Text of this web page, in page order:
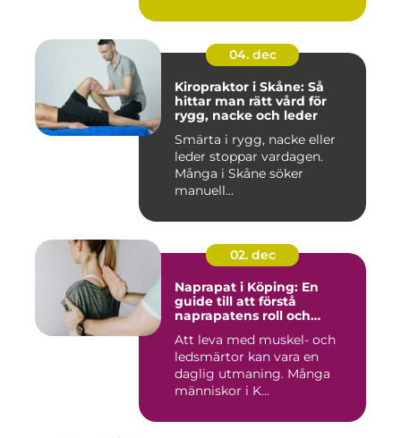
04. dec
Kiropraktor i Skåne: Så
hittar man rätt vård för
rygg, nacke och leder
Smärta i rygg, nacke eller
leder stoppar vardagen.
Många i Skåne söker
manuell...
02. dec
Naprapat i Köping: En
guide till att förstå
naprapatens roll och
Att leva med muskel- och
ledsmärtor kan vara en
daglig utmaning. Många
människor i K...